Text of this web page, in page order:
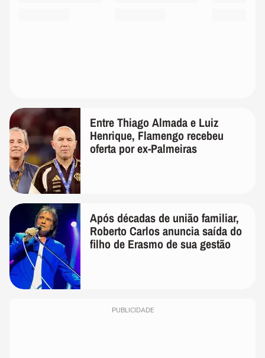
Entre Thiago Almada e Luiz
Henrique, Flamengo recebeu
oferta por ex-Palmeiras
Após décadas de união familiar,
Roberto Carlos anuncia saída do
filho de Erasmo de sua gestão
PUBLICIDADE